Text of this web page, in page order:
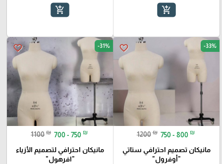
add_shopping_cart
add_shopping_cart
favorite_border -33%
1200 ₪ 750 - 800 ₪
مانيكان تصميم احترافي ستاتي
"أوفرول"
favorite_border -31%
1100 ₪ 700 - 750 ₪
مانيكان احترافي لتصميم الأزياء
"افرهول"